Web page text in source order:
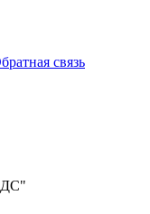
связь